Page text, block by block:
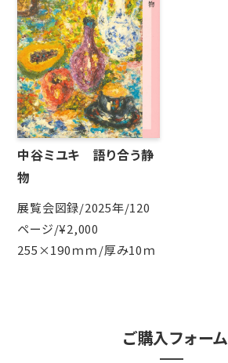
中谷ミユキ 語り合う静
物
展覧会図録/2025年/120
ページ/¥2,000
255×190ｍｍ/厚み10ｍ
ご購入フォーム